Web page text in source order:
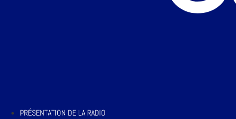
PRÉSENTATION DE LA RADIO